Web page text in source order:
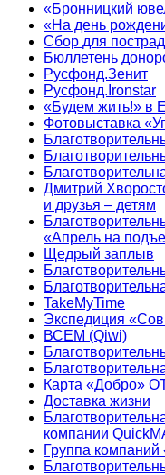
«Бронницкий
«На день
Сбор для
Бюллетень
Русфонд.Зенит
Русфонд.Ironstar
«Будем жить!» в
Фотовыставка
Дмитрий
и друзья – детям
«Апрель на
Щедрый заплыв
TakeMyTime
Экспедиция
ВСЕМ (Qiwi)
Карта «Добро»
Доставка жизни
компании
Группа